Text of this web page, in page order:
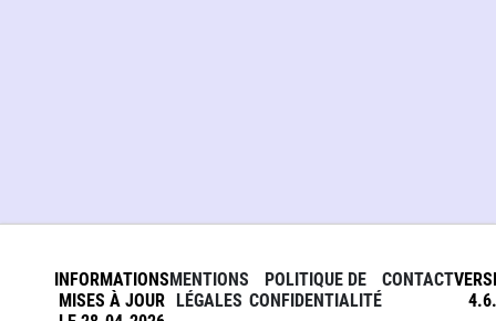
INFORMATIONS
MISES À JOUR
MENTIONS
LÉGALES
POLITIQUE DE
CONFIDENTIALITÉ
CONTACT